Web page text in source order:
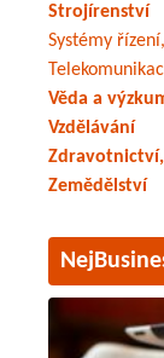
Strojírenství
Systémy
Věda a
Vzdělávání
Zemědělství